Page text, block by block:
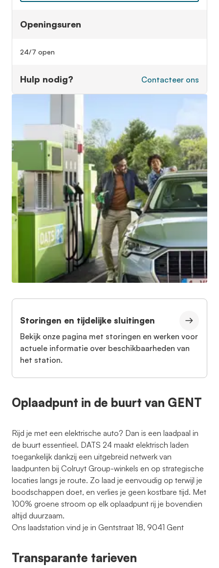
Openingsuren
24/7 open
Hulp nodig? Contacteer ons
Storingen en tijdelijke sluitingen
Bekijk onze pagina met storingen en werken voor
actuele informatie over beschikbaarheden van
het station.
Oplaadpunt in de buurt van GENT
Rijd je met een elektrische auto? Dan is een laadpaal in
de buurt essentieel. DATS 24 maakt elektrisch laden
toegankelijk dankzij een uitgebreid netwerk van
laadpunten bij Colruyt Group-winkels en op strategische
locaties langs je route. Zo laad je eenvoudig op terwijl je
boodschappen doet, en verlies je geen kostbare tijd. Met
100% groene stroom op elk oplaadpunt rij je bovendien
altijd duurzaam.
Ons laadstation vind je in Gentstraat 18, 9041 Gent
Transparante tarieven